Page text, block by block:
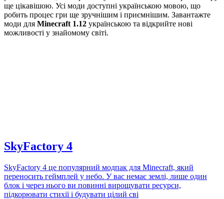
ще цікавішою. Усі моди доступні українською мовою, що
робить процес гри ще зручнішим і приємнішим. Завантажте
моди для Minecraft 1.12 українською та відкрийте нові
можливості у знайомому світі.
SkyFactory 4
SkyFactory 4 це популярний модпак для Minecraft, який
переносить геймплей у небо. У вас немає землі, лише один
блок і через нього ви повинні вирощувати ресурси,
підкорювати стихії і будувати цілий сві